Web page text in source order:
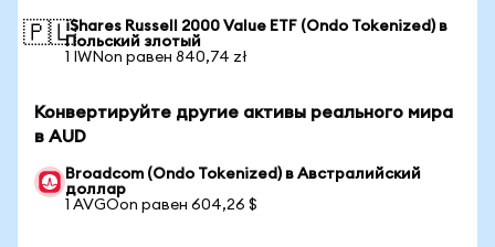
🇵🇱iShares Russell 2000 Value ETF (Ondo Tokenized) в
Польский злотый
1 IWNon равен 840,74 zł
Конвертируйте другие активы реального мира
в AUD
Broadcom (Ondo Tokenized) в Австралийский
доллар
1 AVGOon равен 604,26 $